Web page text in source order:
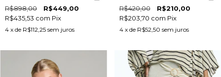
R$898,00
R$449,00
R$435,53 com Pix
4 x de R$112,25 sem juros
R$420,00
R$210,00
R$203,70 com Pix
4 x de R$52,50 sem juros